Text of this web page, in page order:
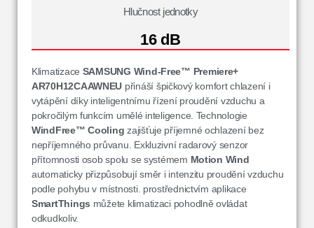
Hlučnost jednotky
16 dB
Klimatizace SAMSUNG Wind-Free™ Premiere+
AR70H12CAAWNEU přináší špičkový komfort chlazení i
vytápění díky inteligentnímu řízení proudění vzduchu a
pokročilým funkcím umělé inteligence. Technologie
WindFree™ Cooling zajišťuje příjemné ochlazení bez
nepříjemného průvanu. Exkluzivní radarový senzor
přítomnosti osob spolu se systémem Motion Wind
automaticky přizpůsobují směr i intenzitu proudění vzduchu
podle pohybu v místnosti. prostřednictvím aplikace
SmartThings můžete klimatizaci pohodlně ovládat
odkudkoliv.